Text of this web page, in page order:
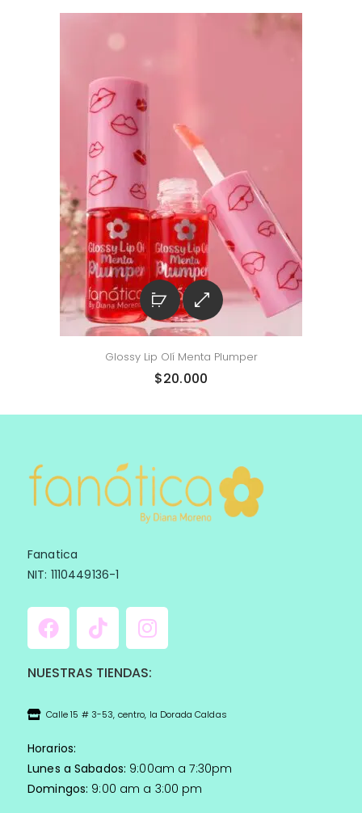
Glossy Lip Olí Menta Plumper
$20.000
Fanatica
NIT: 1110449136-1
NUESTRAS TIENDAS:
Calle 15 # 3-53, centro, la Dorada Caldas
Horarios:
Lunes a Sabados: 9:00am a 7:30pm
Domingos: 9:00 am a 3:00 pm